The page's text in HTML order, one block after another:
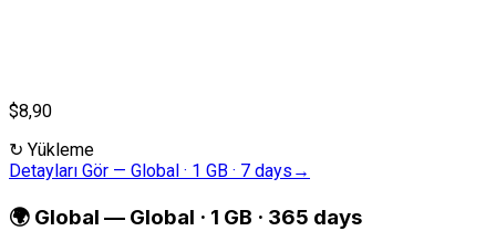
$8,90
↻ Yükleme
Detayları Gör — Global · 1 GB · 7 days →
🌍 Global — Global · 1 GB · 365 days